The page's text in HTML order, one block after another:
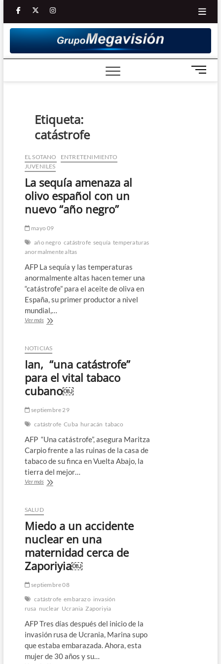
Saltar
contenido
facebooktwitter
Youtube
instagram
B
o
Etiqueta:
catástrofe
EL SOTANO
ENTRETENIMIENTO
JUVENILES
La sequía amenaza al
olivo español con un
nuevo “año negro”
mayo 09
año negro catástrofe sequía temperaturas
anormalmente altas
AFP La sequía y las temperaturas
anormalmente altas hacen temer una
“catástrofe” para el aceite de oliva en
España, su primer productor a nivel
mundial,…
Ver másLa
al
olivo
español
un
nuevo
negro”
NOTICIAS
Ian, “una catástrofe”
para el vital tabaco
cubano￼
septiembre 29
catástrofe Cuba huracán tabaco
AFP “Una catástrofe”, asegura Maritza
Carpio frente a las ruinas de la casa de
tabaco de su finca en Vuelta Abajo, la
tierra del mejor…
Ver másIan,
para
el
vital
tabaco
cubano
￼
SALUD
Miedo a un accidente
nuclear en una
maternidad cerca de
Zaporiyia￼
septiembre 08
catástrofe embarazo invasión
rusa nuclear Ucrania Zaporiyia
AFP Tres días después del inicio de la
invasión rusa de Ucrania, Marina supo
que estaba embarazada. Ahora, esta
mujer de 30 años y su…